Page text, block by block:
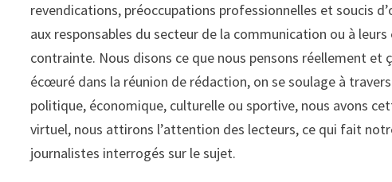
revendications, préoccupations professionnelles et soucis
aux responsables du secteur de la communication ou à
contrainte. Nous disons ce que nous pensons réellement
écœuré dans la réunion de rédaction, on se soulage à
politique, économique, culturelle ou sportive, nous avons
virtuel, nous attirons l’attention des lecteurs, ce qui fait
journalistes interrogés sur le sujet.